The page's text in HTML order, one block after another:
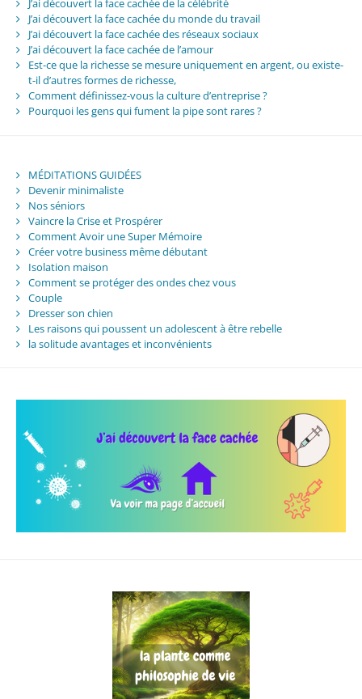
J’ai découvert la face cachée de la célébrité
J’ai découvert la face cachée du monde du travail
J’ai découvert la face cachée des réseaux sociaux
J’ai découvert la face cachée de l’amour
Est-ce que la richesse se mesure uniquement en argent, ou existe-
t-il d’autres formes de richesse,
Comment définissez-vous la culture d’entreprise ?
Pourquoi les gens qui fument la pipe sont rares ?
MÉDITATIONS GUIDÉES
Devenir minimaliste
Nos séniors
Vaincre la Crise et Prospérer
Comment Avoir une Super Mémoire
Créer votre business même débutant
Isolation maison
Comment se protéger des ondes chez vous
Couple
Dresser son chien
Les raisons qui poussent un adolescent à être rebelle
la solitude avantages et inconvénients